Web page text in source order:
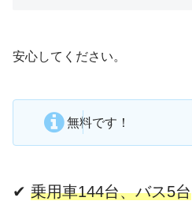
安心してください。
無料です！
✔ 乗用車144台、バス5台